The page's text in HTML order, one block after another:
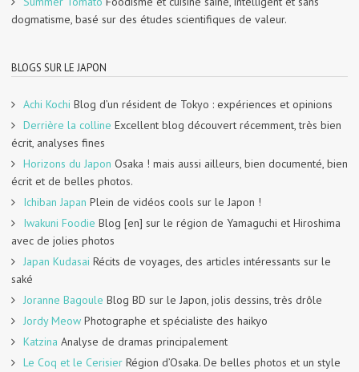
dogmatisme, basé sur des études scientifiques de valeur.
BLOGS SUR LE JAPON
Achi Kochi Blog d’un résident de Tokyo : expériences et opinions
Derrière la colline Excellent blog découvert récemment, très bien
écrit, analyses fines
Horizons du Japon Osaka ! mais aussi ailleurs, bien documenté, bien
écrit et de belles photos.
Ichiban Japan Plein de vidéos cools sur le Japon !
Iwakuni Foodie Blog [en] sur le région de Yamaguchi et Hiroshima
avec de jolies photos
Japan Kudasai Récits de voyages, des articles intéressants sur le
saké
Joranne Bagoule Blog BD sur le Japon, jolis dessins, très drôle
Jordy Meow Photographe et spécialiste des haikyo
Katzina Analyse de dramas principalement
Le Coq et le Cerisier Région d’Osaka. De belles photos et un style